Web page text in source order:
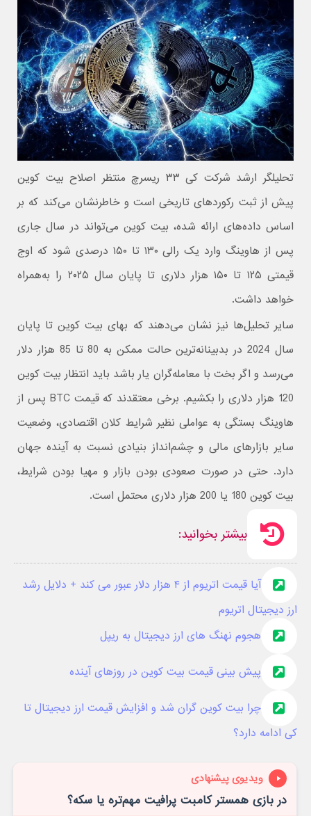
تحلیلگر ارشد شرکت کی ۳۳ ریسرچ منتظر اصلاح بیت کوین
پیش از ثبت رکوردهای تاریخی است و خاطرنشان می‌کند که بر
اساس داده‌های ارائه شده، بیت کوین می‌تواند در سال جاری
پس از هاوینگ وارد یک رالی ۱۳۰ تا ۱۵۰ درصدی شود که اوج
قیمتی ۱۲۵ تا ۱۵۰ هزار دلاری تا پایان سال ۲۰۲۵ را به‌همراه
خواهد داشت.
سایر تحلیل‌ها نیز نشان می‌دهند که بهای بیت کوین تا پایان
سال 2024 در بدبینانه‌ترین حالت ممکن به 80 تا 85 هزار دلار
می‌رسد و اگر بخت با معامله‌گران یار باشد باید انتظار بیت کوین
120 هزار دلاری را بکشیم. برخی معتقدند که قیمت BTC پس از
هاوینگ بستگی به عواملی نظیر شرایط کلان اقتصادی، وضعیت
سایر بازارهای مالی و چشم‌انداز بنیادی نسبت به آینده جهان
دارد. حتی در صورت صعودی بودن بازار و مهیا بودن شرایط،
بیت کوین 180 یا 200 هزار دلاری محتمل است.
بیشتر بخوانید:
آیا قیمت اتریوم از ۴ هزار دلار عبور می کند + دلایل رشد
ارز دیجیتال اتریوم
هجوم نهنگ های ارز دیجیتال به ریپل
پیش بینی قیمت بیت کوین در روزهای آینده
چرا بیت کوین گران شد و افزایش قیمت ارز دیجیتال تا
کی ادامه دارد؟
ویدیوی پیشنهادی
در بازی همستر کامبت پرافیت مهم‌تره یا سکه؟